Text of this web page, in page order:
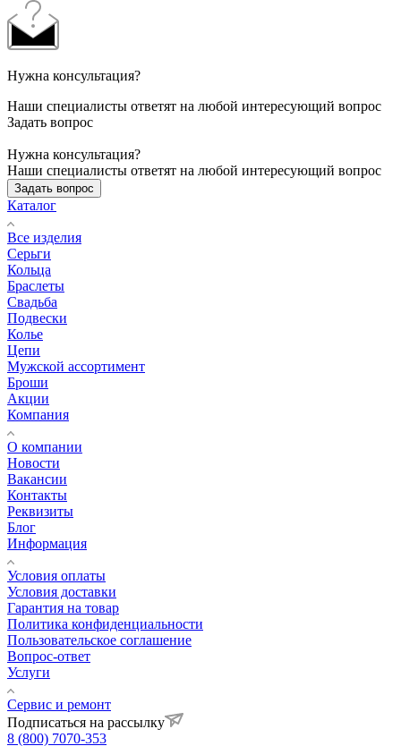
Нужна консультация?
Наши специалисты ответят на любой интересующий вопрос
Задать вопрос
Нужна консультация?
Наши специалисты ответят на любой интересующий вопрос
Задать вопрос
Каталог
Все изделия
Серьги
Кольца
Браслеты
Свадьба
Подвески
Колье
Цепи
Мужской ассортимент
Броши
Акции
Компания
О компании
Новости
Вакансии
Контакты
Реквизиты
Блог
Информация
Условия оплаты
Условия доставки
Гарантия на товар
Политика конфиденциальности
Пользовательское соглашение
Вопрос-ответ
Услуги
Сервис и ремонт
Подписаться на рассылку
8 (800) 7070-353